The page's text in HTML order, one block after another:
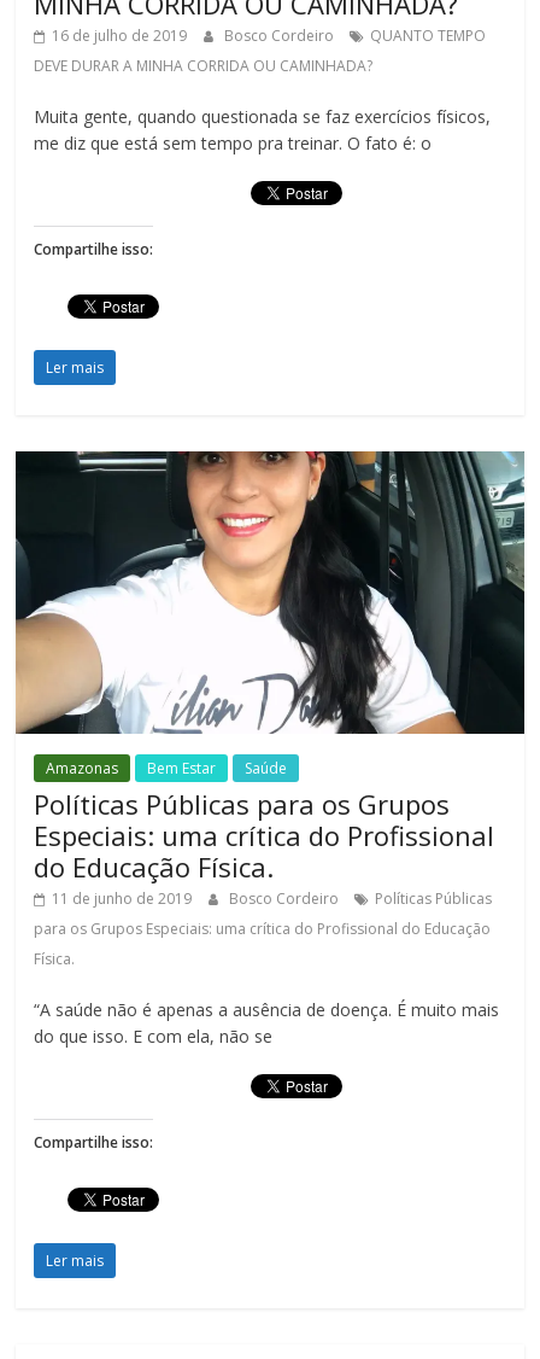
16 de julho de 2019 Bosco Cordeiro
QUANTO TEMPO
DEVE DURAR A MINHA CORRIDA OU CAMINHADA?
Muita gente, quando questionada se faz exercícios físicos,
me diz que está sem tempo pra treinar. O fato é: o
Compartilhe isso:
Ler mais
Amazonas Bem Estar Saúde
Políticas Públicas para os Grupos
Especiais: uma crítica do Profissional
do Educação Física.
11 de junho de 2019 Bosco Cordeiro
Políticas Públicas
para os Grupos Especiais: uma crítica do Profissional do Educação
Física.
“A saúde não é apenas a ausência de doença. É muito mais
do que isso. E com ela, não se
Compartilhe isso:
Ler mais